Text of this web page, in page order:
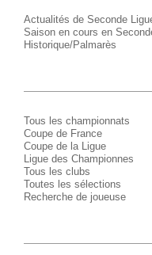
Actualités de Seconde
Saison en cours en
Historique/Palmarès
Tous les championnats
Coupe de France
Coupe de la Ligue
Ligue des Championnes
Tous les clubs
Toutes les sélections
Recherche de joueuse